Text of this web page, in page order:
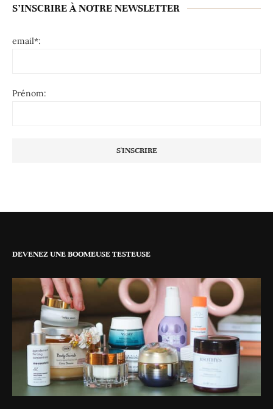
S’INSCRIRE À NOTRE NEWSLETTER
email*:
Prénom:
DEVENEZ UNE BOOMEUSE TESTEUSE